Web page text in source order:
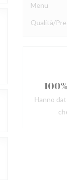
Menu
Qualità/
Hanno